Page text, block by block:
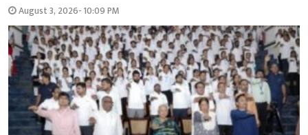
August 3, 2026- 10:09 PM